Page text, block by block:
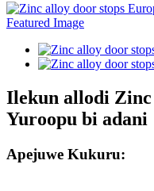
Ilekun allodi Zinc
Yuroopu bi adani
Apejuwe Kukuru: